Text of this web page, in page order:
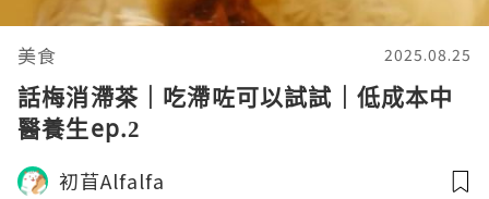
美食 2025.08.25
話梅消滯茶｜吃滯咗可以試試｜低成本中
醫養生ep.2
初苜Alfalfa